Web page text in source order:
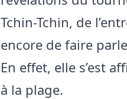
Tchin-Tchin, de
encore de faire
En effet, elle s’est
à la plage.